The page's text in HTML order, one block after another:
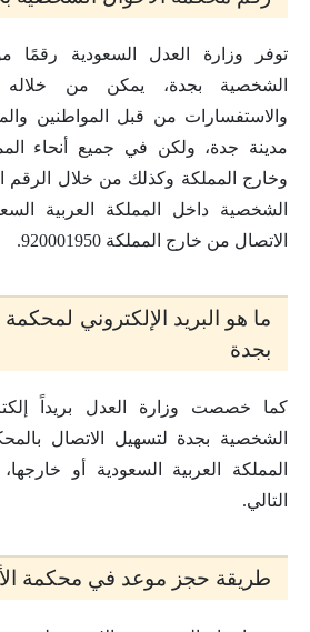
توفر وزارة العدل السعودية رقمًا
الشخصية بجدة، يمكن من خلاله
والاستفسارات من قبل المواطنين
مدينة جدة، ولكن في جميع أنحاء
وخارج المملكة وكذلك من خلال الرقم
الاتصال من خارج المملكة 920001950.
ما هو البريد الإلكتروني
بجدة
كما خصصت وزارة العدل بريداً
الشخصية بجدة لتسهيل الاتصال
المملكة العربية السعودية أو
التالي.
طريقة حجز موعد في محكمة